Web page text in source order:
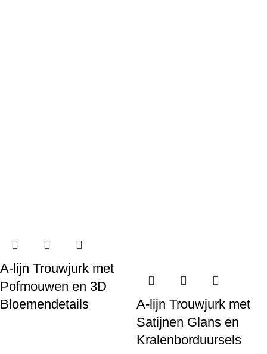
A-lijn Trouwjurk met
Pofmouwen en 3D
Bloemendetails
A-lijn Trouwjurk met
Satijnen Glans en
Kralenborduursels